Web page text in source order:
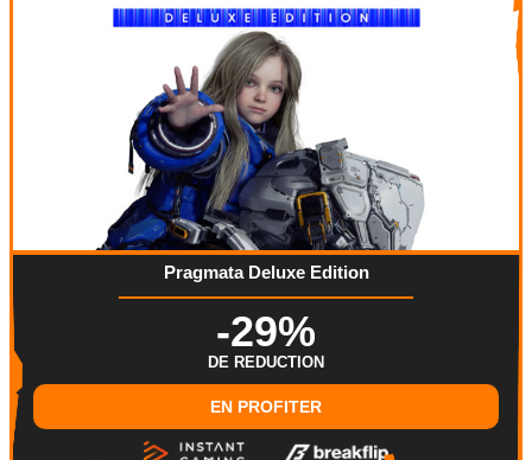
Pragmata Deluxe Edition
-29%
DE REDUCTION
EN PROFITER